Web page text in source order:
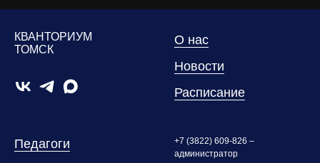
КВАНТОРИУМ
ТОМСК
О нас
Новости
Расписание
Педагоги
+7 (3822) 609-826 –
администратор